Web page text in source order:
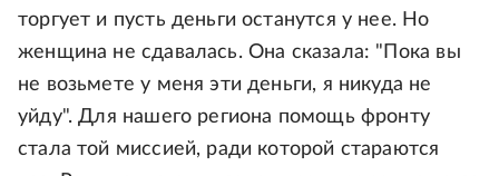
торгует и пусть деньги останутся у нее. Но
женщина не сдавалась. Она сказала: "Пока вы
не возьмете у меня эти деньги, я никуда не
уйду". Для нашего региона помощь фронту
стала той миссией, ради которой стараются